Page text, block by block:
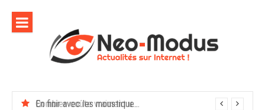
contenu
En finir avec les moustiques cet été